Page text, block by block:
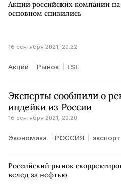
Акции российских компании на
основном снизились
16 сентября 2021, 20:22
Акции Рынок LSE
Эксперты сообщили о
индейки из России
16 сентября 2021, 20:20
Экономика РОССИЯ экспорт
Российский рынок
вслед за нефтью